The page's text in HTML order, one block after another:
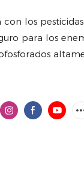
los
para los